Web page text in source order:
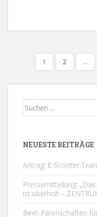
BEITRÄGE
1 2 …
Suchen
NEUESTE BEITRÄGE
Antrag: E-Scooter
Pressemitteilung:
ist überholt –
Beet-Patenschaften